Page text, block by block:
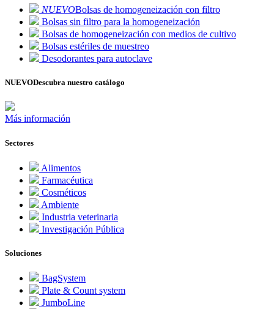
NUEVOBolsas de homogeneización con filtro
Bolsas sin filtro para la homogeneización
Bolsas de homogeneización con medios de cultivo
Bolsas estériles de muestreo
Desodorantes para autoclave
NUEVODescubra nuestro catálogo
Más información
Sectores
Alimentos
Farmacéutica
Cosméticos
Ambiente
Industria veterinaria
Investigación Pública
Soluciones
BagSystem
Plate & Count system
JumboLine